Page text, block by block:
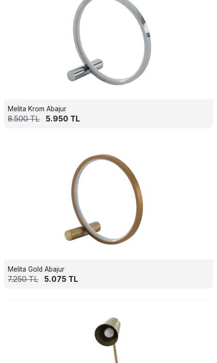
Melita Krom Abajur
8.500TL 5.950 TL
Melita Gold Abajur
7.250TL 5.075 TL